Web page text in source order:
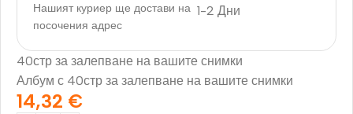
Нашият куриер ще достави на
посочения адрес
1-2 Дни
40стр за залепване на вашите снимки
Албум с 40стр за залепване на вашите снимки
14,32 €